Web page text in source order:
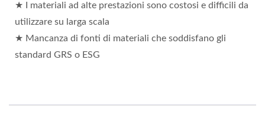
★ I materiali ad alte prestazioni sono costosi e difficili da
utilizzare su larga scala
★ Mancanza di fonti di materiali che soddisfano gli
standard GRS o ESG